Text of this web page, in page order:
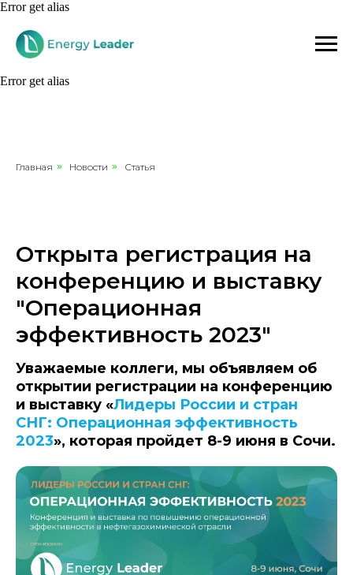
Error get alias
Error get alias
Главная » Новости » Статья
Открыта регистрация на
конференцию и выставку
"Операционная
эффективность 2023"
Уважаемые коллеги, мы объявляем об
открытии регистрации на конференцию
и выставку «Лидеры России и стран
СНГ: Операционная эффективность
2023», которая пройдет 8-9 июня в Сочи.